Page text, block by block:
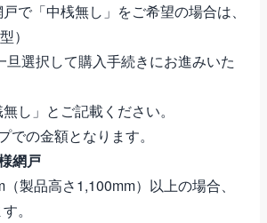
で「中桟無し」をご希望の場合は、
）
旦選択して購入手続きにお進みいた
し」とご記載ください。
での金額となります。
網戸
製品高さ1,100mm）以上の場合、
。